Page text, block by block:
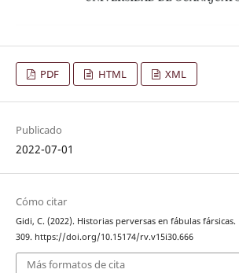
PDF HTML XML
Publicado
2022-07-01
Cómo citar
Gidi, C. (2022). Historias perversas en fábulas fársicas.
309. https://doi.org/10.15174/rv.v15i30.666
Más formatos de cita